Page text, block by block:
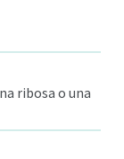
ribosa o una